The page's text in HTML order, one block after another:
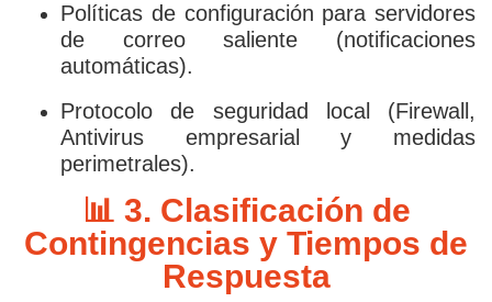
Políticas de configuración para servidores
de correo saliente (notificaciones
automáticas).
Protocolo de seguridad local (Firewall,
Antivirus empresarial y medidas
perimetrales).
📊 3. Clasificación de
Contingencias y Tiempos de
Respuesta